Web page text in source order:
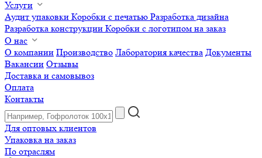
Услуги
Аудит упаковки Коробки с печатью Разработка дизайна
Разработка конструкции Коробки с логотипом на заказ
О нас
О компании Производство Лаборатория качества Документы
Вакансии Отзывы
Доставка и самовывоз
Оплата
Контакты
Для оптовых клиентов
Упаковка на заказ
По отраслям